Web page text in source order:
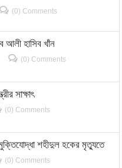
(0) Comments
আলী হাসিব খাঁন
(0) Comments
সাক্ষাৎ
(0) Comments
শহীদুল হকের মৃত্যুতে
(0) Comments